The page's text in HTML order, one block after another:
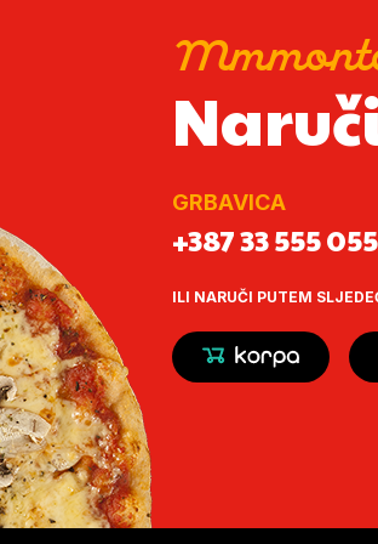
GRBAVICA
+387 33 555 055
ILI NARUČI PUTEM